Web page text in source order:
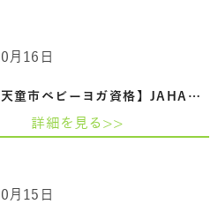
【山形県天童市ベビーヨガ資格】JAHA認定…
月16日
詳細を見る>>
月15日